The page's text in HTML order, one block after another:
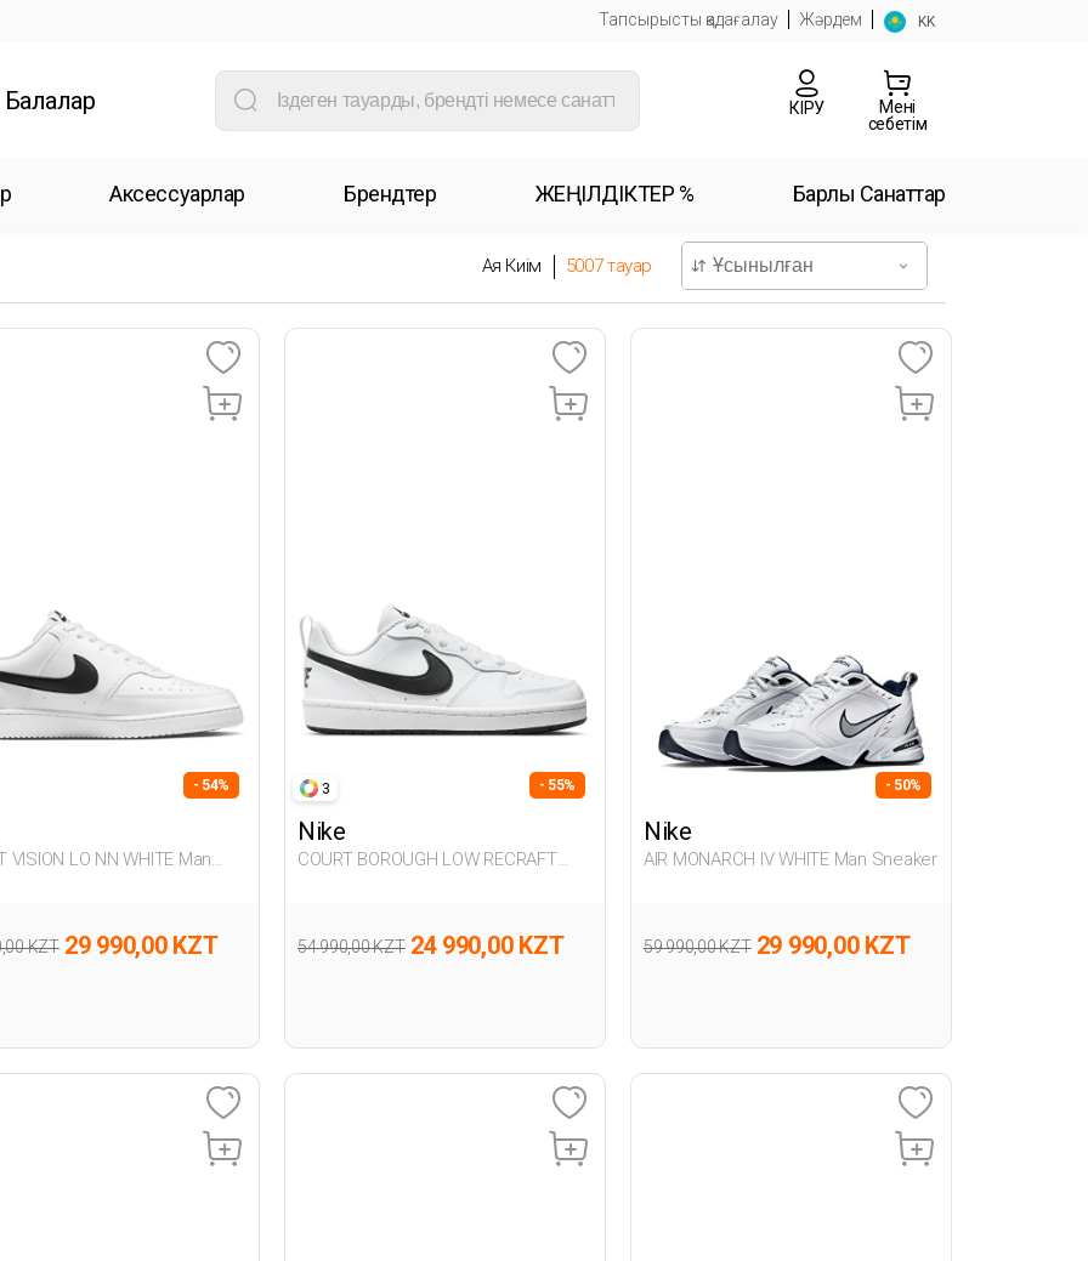
Тапсырысты қадағалау Жәрдем KK
Балалар КІРУ
Менің
себетім
Аксессуарлар Брендтер ЖЕҢІЛДІКТЕР % Барлық Санаттар
Аяқ Киім 5007тауар
- 54%
VISION LO NN WHITE Man
KZT 29 990,00 KZT
3 - 55%
Nike
COURT BOROUGH LOW RECRAFT
54 990,00 KZT 24 990,00 KZT
- 50%
Nike
AIR MONARCH IV WHITE Man Sneaker
59 990,00 KZT 29 990,00 KZT